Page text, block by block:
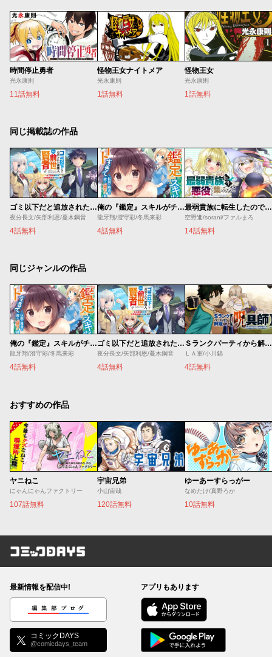
時間停止勇者
光永康則
11話無料
怪物王女ナイトメア
光永康則
1話無料
怪物王女
光永康則
1話無料
同じ掲載誌の作品
ゴミ以下だと追放された使用人、実は前世賢者です ～史上最強の賢者、世界最高峰の学園に通う～
夜分長文/矢部利恩/蔓木鋼音
4話無料
俺の『鑑定』スキルがチートすぎて
龍牙翔/澄守彩/冬馬来彩
4話無料
最弱貴族に転生したので悪役たちを集めてみた
空野進/sorani/ファルまろ
14話無料
同じジャンルの作品
俺の『鑑定』スキルがチートすぎて
龍牙翔/澄守彩/冬馬来彩
4話無料
ゴミ以下だと追放された使用人、実は前世賢者です ～史上最強の賢者、世界最高峰の学園に通う～
夜分長文/矢部利恩/蔓木鋼音
4話無料
Ｓランクパーティから解雇された【呪具師】～『呪いのアイテム』しか作れませんが、その性能はアーティファクト級なり……！～
ＬＡ軍/小川錦
4話無料
おすすめの作品
ヤニねこ
にゃんにゃんファクトリー
107話無料
宇宙兄弟
小山宙哉
120話無料
ゆーあーすらっがー
なめたけ/真野ろか
10話無料
コミックDAYS
最新情報を配信中!
編集部ブログ
コミックDAYS
@comicdays_team
アプリもあります